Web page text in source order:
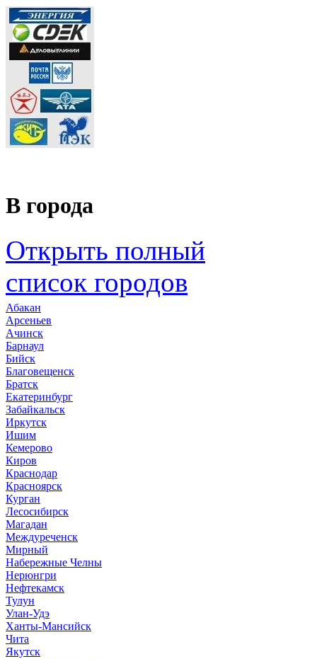
В города
Открыть полный
список городов
Абакан
Арсеньев
Ачинск
Барнаул
Бийск
Благовещенск
Братск
Екатеринбург
Забайкальск
Иркутск
Ишим
Кемерово
Киров
Краснодар
Красноярск
Курган
Лесосибирск
Магадан
Междуреченск
Мирный
Набережные Челны
Нерюнгри
Нефтекамск
Тулун
Улан-Удэ
Ханты-Мансийск
Чита
Якутск